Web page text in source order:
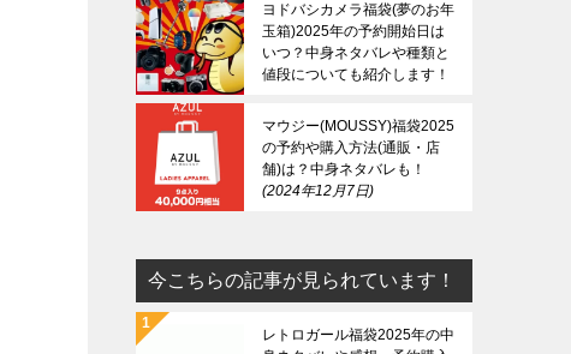
ヨドバシカメラ福袋(夢のお年
玉箱)2025年の予約開始日は
いつ？中身ネタバレや種類と
値段についても紹介します！
マウジー(MOUSSY)福袋2025
の予約や購入方法(通販・店
舗)は？中身ネタバレも！
2024年12月7日
今こちらの記事が見られています！
レトロガール福袋2025年の中